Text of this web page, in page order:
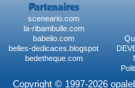
Partenaires
sceneario.com
la-ribambulle.com
babelio.com
belles-dedicaces.blogspot
bedetheque.com
Copyright © 1997-2026